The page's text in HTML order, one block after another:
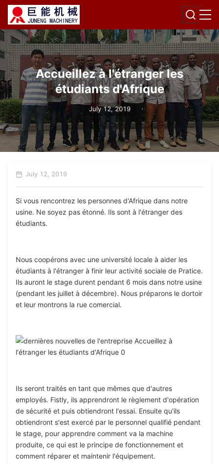
Accueillez à l'étranger les
étudiants d'Afrique
July 12, 2019
July 12, 2019
Si vous rencontrez les personnes d'Afrique dans notre
usine. Ne soyez pas étonné. Ils sont à l'étranger des
étudiants.
Nous coopérons avec une université locale à aider les
étudiants à l'étranger à finir leur activité sociale de Pratice.
Ils auront le stage durent pendant 6 mois dans notre usine
(pendant les juillet à décembre). Nous préparons le dortoir
et leur montrons la rue comercial.
Ils seront traités en tant que mêmes que d'autres
employés. Fistly, ils apprendront le règlement d'opération
de sécurité et puis obtiendront l'essai. Ensuite qu'ils
obtiendront s'est exercé par le personnel qualifié pendant
le stage, pour apprendre comment va la machine
produite, ce qui est le principe de fonctionnement et
comment réparer et maintenir l'équipement.